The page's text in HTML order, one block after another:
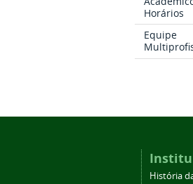
Horários
Equipe
História